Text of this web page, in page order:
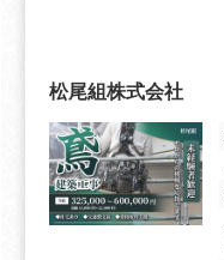
松尾組株式会社